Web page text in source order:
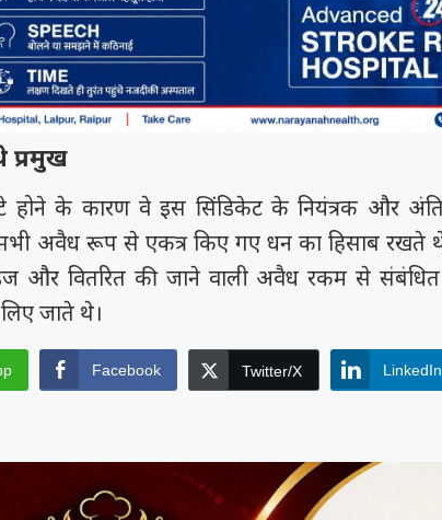
प्रमुख
होने के कारण वे इस सिंडिकेट के नियंत्रक और
अवैध रूप से एकत्र किए गए धन का हिसाब रखते
और वितरित की जाने वाली अवैध रकम से संबंधित
जाते थे।
Facebook Twitter/X LinkedIn